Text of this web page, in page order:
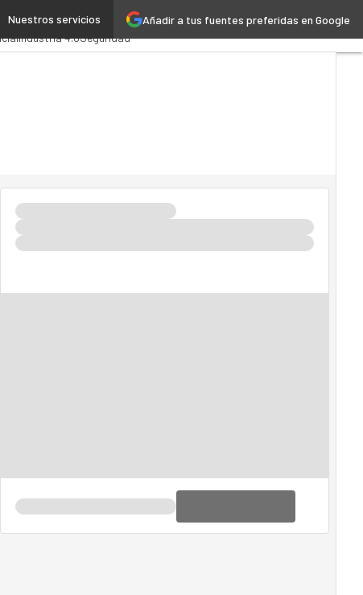
Añadir a tus fuentes preferidas en Google
Nuestros servicios
Pública
Industria 4.0Seguridad